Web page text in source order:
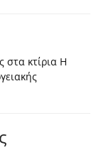
στα κτίρια Η